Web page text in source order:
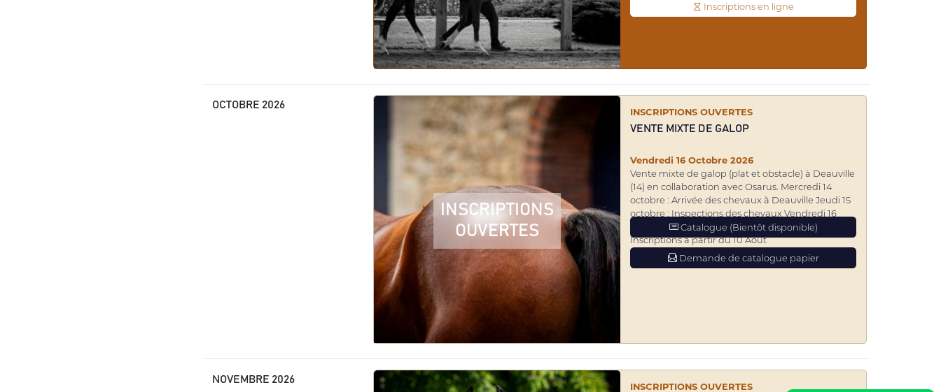
Inscriptions en ligne
OCTOBRE 2026
INSCRIPTIONS
OUVERTES
INSCRIPTIONS OUVERTES
VENTE MIXTE DE GALOP
Vendredi 16 Octobre 2026
Vente mixte de galop (plat et obstacle) à Deauville
(14) en collaboration avec Osarus. Mercredi 14
octobre : Arrivée des chevaux à Deauville Jeudi 15
octobre : Inspections des chevaux Vendredi 16
octobre : Vente à partir de 12h00 heure française.
Inscriptions à partir du 10 Août
Catalogue (Bientôt disponible)
Demande de catalogue papier
NOVEMBRE 2026
INSCRIPTIONS OUVERTES